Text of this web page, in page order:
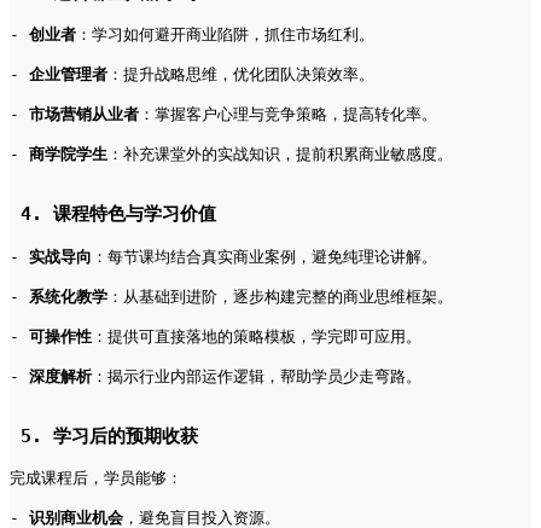
- 创业者 ：学习如何避开商业陷阱，抓住市场红利。
- 企业管理者 ：提升战略思维，优化团队决策效率。
- 市场营销从业者 ：掌握客户心理与竞争策略，提高转化率。
- 商学院学生 ：补充课堂外的实战知识，提前积累商业敏感度。
4. 课程特色与学习价值
- 实战导向 ：每节课均结合真实商业案例，避免纯理论讲解。
- 系统化教学 ：从基础到进阶，逐步构建完整的商业思维框架。
- 可操作性 ：提供可直接落地的策略模板，学完即可应用。
- 深度解析 ：揭示行业内部运作逻辑，帮助学员少走弯路。
5. 学习后的预期收获
完成课程后，学员能够：
- 识别商业机会 ，避免盲目投入资源。